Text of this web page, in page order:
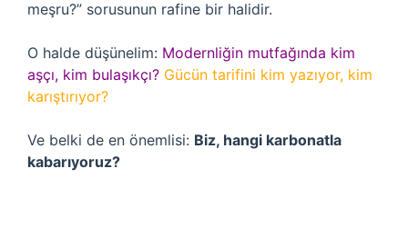
meşru?” sorusunun rafine bir halidir.
O halde düşünelim: Modernliğin mutfağında kim
aşçı, kim bulaşıkçı? Gücün tarifini kim yazıyor, kim
karıştırıyor?
Ve belki de en önemlisi: Biz, hangi karbonatla
kabarıyoruz?